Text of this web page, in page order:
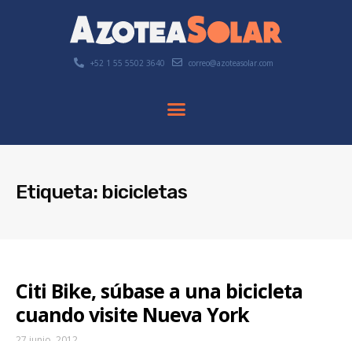
+52 1 55 5502 3640 correo@azoteasolar.com
Etiqueta: bicicletas
Citi Bike, súbase a una bicicleta
cuando visite Nueva York